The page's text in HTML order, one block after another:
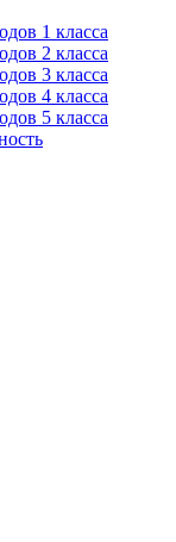
1 класса
2 класса
3 класса
4 класса
5 класса